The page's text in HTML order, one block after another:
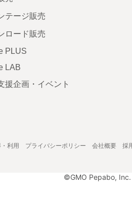
テージ販売
ロード販売
PLUS
LAB
援企画・イベント
利用 プライバシーポリシー 会社概要 採
©GMO Pepabo,